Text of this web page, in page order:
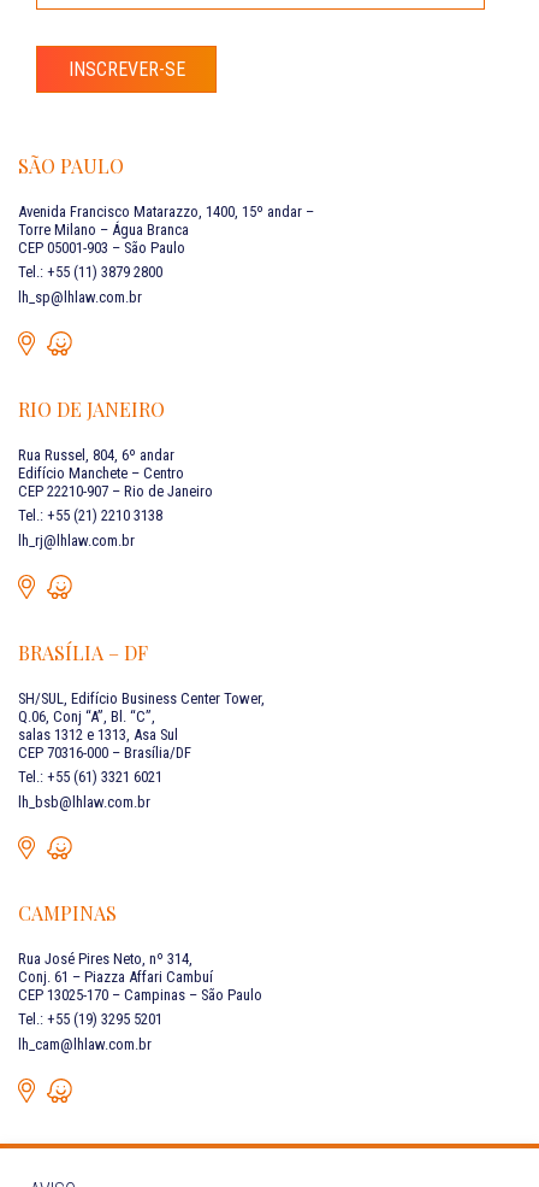
INSCREVER-SE
SÃO PAULO
Avenida Francisco Matarazzo, 1400, 15º andar –
Torre Milano – Água Branca
CEP 05001-903 – São Paulo
Tel.: +55 (11) 3879 2800
lh_sp@lhlaw.com.br
RIO DE JANEIRO
Rua Russel, 804, 6º andar
Edifício Manchete – Centro
CEP 22210-907 – Rio de Janeiro
Tel.: +55 (21) 2210 3138
lh_rj@lhlaw.com.br
BRASÍLIA – DF
SH/SUL, Edifício Business Center Tower,
Q.06, Conj “A”, Bl. “C”,
salas 1312 e 1313, Asa Sul
CEP 70316-000 – Brasília/DF
Tel.: +55 (61) 3321 6021
lh_bsb@lhlaw.com.br
CAMPINAS
Rua José Pires Neto, nº 314,
Conj. 61 – Piazza Affari Cambuí
CEP 13025-170 – Campinas – São Paulo
Tel.: +55 (19) 3295 5201
lh_cam@lhlaw.com.br